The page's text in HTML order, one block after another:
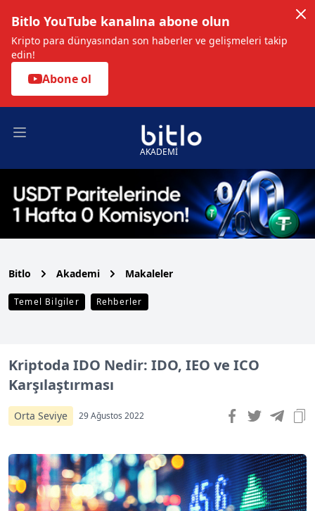
Bitlo YouTube kanalına abone olun
Kripto para dünyasından son haberler ve gelişmeleri takip
edin!
Abone ol
Open main menu
AKADEMİ
Bitlo Akademi Makaleler
Temel Bilgiler Rehberler
Kriptoda IDO Nedir: IDO, IEO ve ICO
Karşılaştırması
Orta Seviye 29 Ağustos 2022